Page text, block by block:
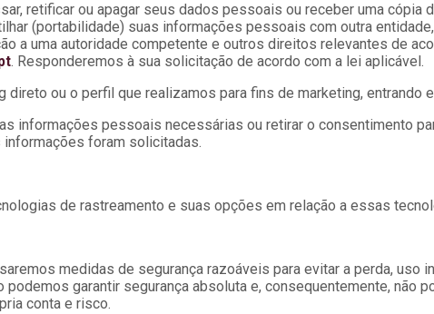
retificar ou apagar seus dados pessoais ou receber uma
(portabilidade) suas informações pessoais com outra
a uma autoridade competente e outros direitos relevantes de
. Responderemos à sua solicitação de acordo com a lei aplicável.
ou o perfil que realizamos para fins de marketing, entrando
informações pessoais necessárias ou retirar o consentimento
foram solicitadas.
de rastreamento e suas opções em relação a essas
medidas de segurança razoáveis para evitar a perda,
garantir segurança absoluta e, consequentemente, não
conta e risco.